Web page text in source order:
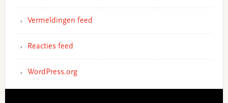
Vermeldingen feed
Reacties feed
WordPress.org